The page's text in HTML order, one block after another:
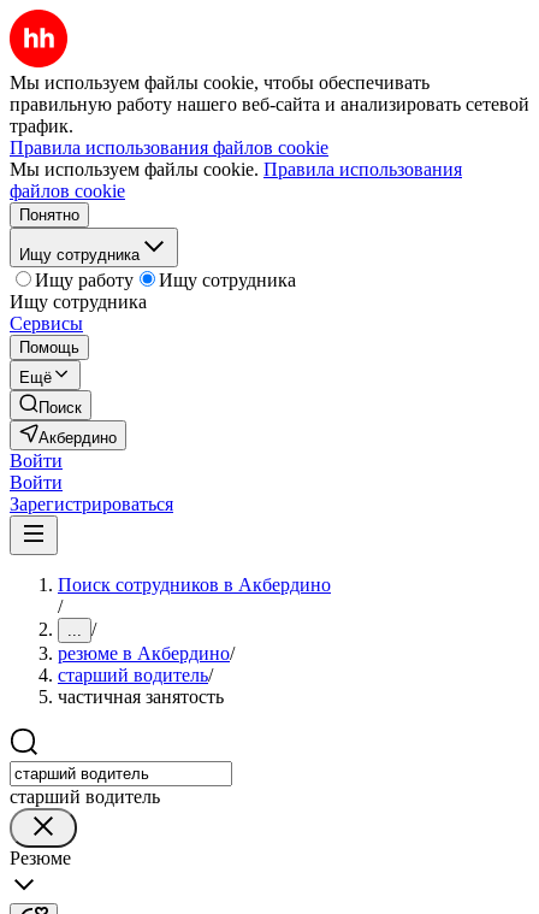
Мы используем файлы cookie, чтобы обеспечивать
правильную работу нашего веб-сайта и анализировать сетевой
трафик.
Правила использования файлов cookie
Мы используем файлы cookie. Правила использования
файлов cookie
Понятно
Ищу сотрудника
Ищу работу
Ищу сотрудника
Ищу сотрудника
Сервисы
Помощь
Ещё
Поиск
Акбердино
Войти
Войти
Зарегистрироваться
Поиск сотрудников в Акбердино
/
... /
резюме в Акбердино/
старший водитель/
частичная занятость
старший водитель
Резюме